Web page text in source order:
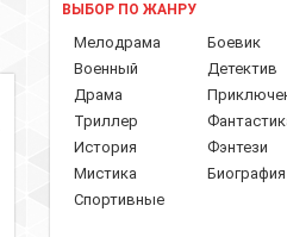
ВЫБОР ПО ЖАНРУ
Мелодрама Боевик
Военный
Детектив
Драма
Триллер
История
Фэнтези
Мистика
Биография
Спортивные